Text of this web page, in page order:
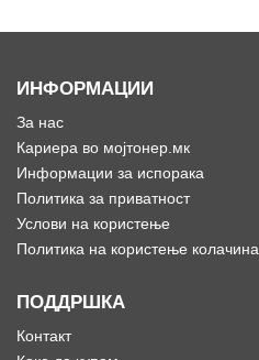
ИНФОРМАЦИИ
За нас
Кариера во мојтонер.мк
Информации за испорака
Политика за приватност
Услови на користење
Политика на користење колачина
ПОДДРШКА
Контакт